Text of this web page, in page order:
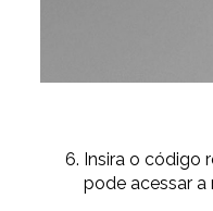
Insira o código
pode acessar a